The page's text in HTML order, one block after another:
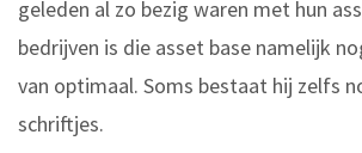
geleden al zo bezig waren met hun
bedrijven is die asset base namelijk
van optimaal. Soms bestaat hij zelfs
schriftjes.